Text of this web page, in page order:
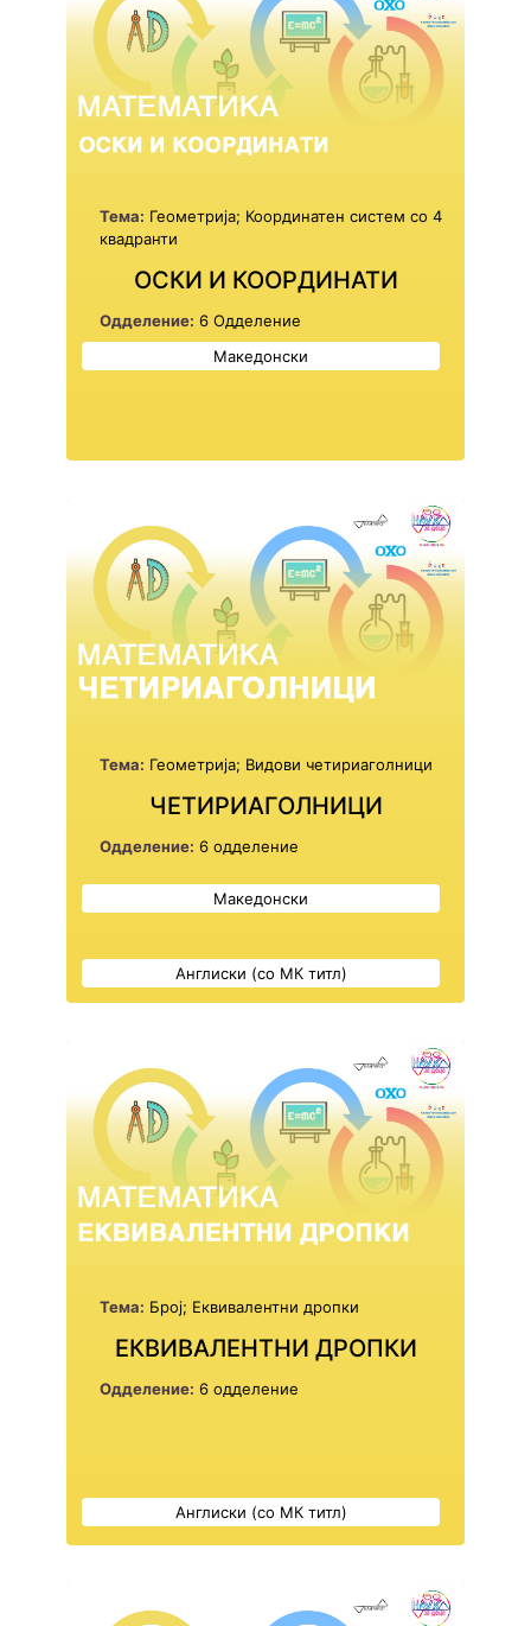
Тема: Геометрија; Координатен систем со 4
квадранти
ОСКИ И КООРДИНАТИ
Одделение: 6 Одделение
Македонски
Тема: Геометрија; Видови четириаголници
ЧЕТИРИАГОЛНИЦИ
Одделение: 6 одделение
Англиски (со МК титл)
Македонски
Тема: Број; Еквивалентни дропки
ЕКВИВАЛЕНТНИ ДРОПКИ
Одделение: 6 одделение
Англиски (со МК титл)